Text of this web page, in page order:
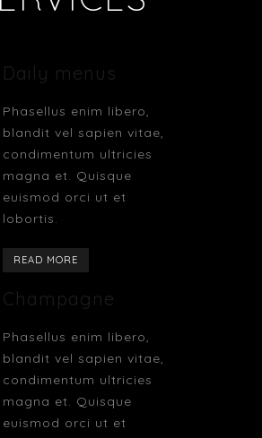
Daily menus
Phasellus enim libero,
blandit vel sapien vitae,
condimentum ultricies
magna et. Quisque
euismod orci ut et
lobortis.
READ MORE
Champagne
Phasellus enim libero,
blandit vel sapien vitae,
condimentum ultricies
magna et. Quisque
euismod orci ut et